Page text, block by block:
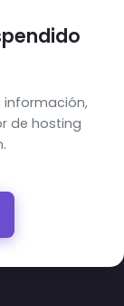
información,
de hosting